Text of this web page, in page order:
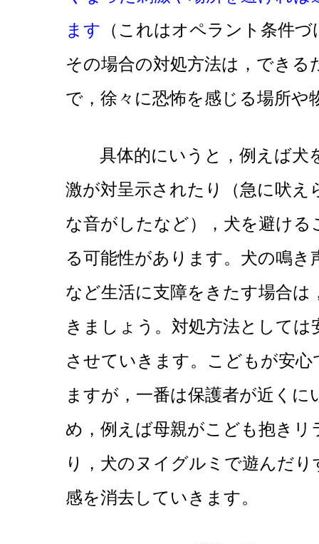
ます （これはオペラント条件
その場合の対処方法は，でき
で，徐々に恐怖を感じる場所や
具体的にいうと，例えば犬
激が対呈示されたり（急に吠
な音がしたなど），犬を避け
る可能性があります。犬の鳴
など生活に支障をきたす場合
きましょう。対処方法として
させていきます。こどもが安
ますが，一番は保護者が近く
め，例えば母親がこども抱き
り，犬のヌイグルミで遊んだ
感を消去していきます。